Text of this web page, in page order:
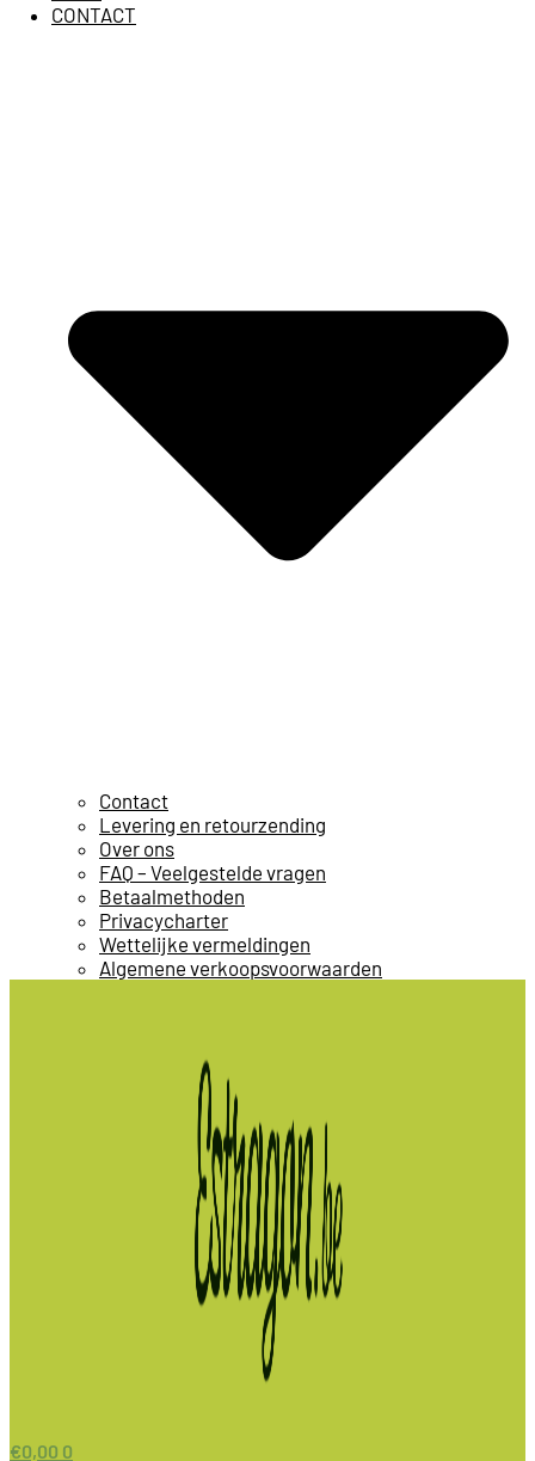
CONTACT
Contact
Levering en retourzending
Over ons
FAQ – Veelgestelde vragen
Betaalmethoden
Privacycharter
Wettelijke vermeldingen
Algemene verkoopsvoorwaarden
€0,00 0